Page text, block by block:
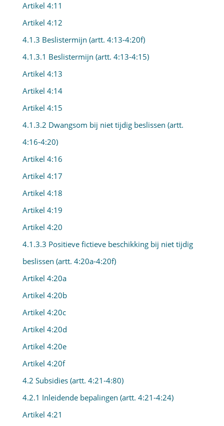
Artikel 4:11
Artikel 4:12
4.1.3 Beslistermijn (artt. 4:13-4:20f)
4.1.3.1 Beslistermijn (artt. 4:13-4:15)
Artikel 4:13
Artikel 4:14
Artikel 4:15
4.1.3.2 Dwangsom bij niet tijdig beslissen (artt.
4:16-4:20)
Artikel 4:16
Artikel 4:17
Artikel 4:18
Artikel 4:19
Artikel 4:20
4.1.3.3 Positieve fictieve beschikking bij niet tijdig
beslissen (artt. 4:20a-4:20f)
Artikel 4:20a
Artikel 4:20b
Artikel 4:20c
Artikel 4:20d
Artikel 4:20e
Artikel 4:20f
4.2 Subsidies (artt. 4:21-4:80)
4.2.1 Inleidende bepalingen (artt. 4:21-4:24)
Artikel 4:21